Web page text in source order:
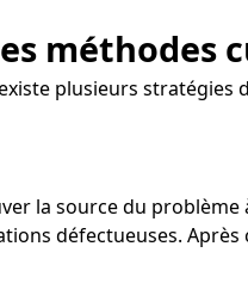
méthodes
plusieurs
la source du problème
défectueuses.